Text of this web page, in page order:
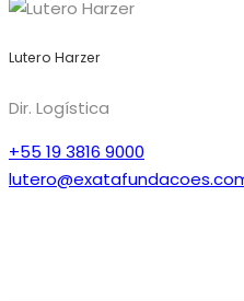
Lutero Harzer
Dir. Logística
+55 19 3816 9000